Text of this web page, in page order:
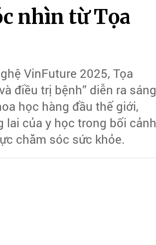
nhìn từ Tọa
VinFuture 2025, Tọa
điều trị bệnh” diễn ra sáng
học hàng đầu thế giới,
lai của y học trong bối cảnh
chăm sóc sức khỏe.